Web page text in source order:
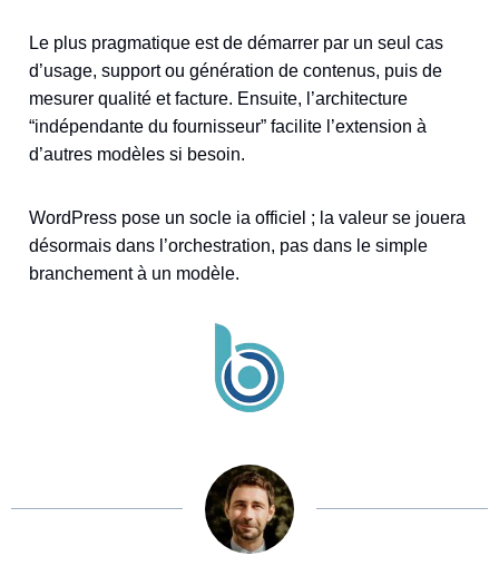
Le plus pragmatique est de démarrer par un seul cas
d’usage, support ou génération de contenus, puis de
mesurer qualité et facture. Ensuite, l’architecture
“indépendante du fournisseur” facilite l’extension à
d’autres modèles si besoin.
WordPress pose un socle ia officiel ; la valeur se jouera
désormais dans l’orchestration, pas dans le simple
branchement à un modèle.